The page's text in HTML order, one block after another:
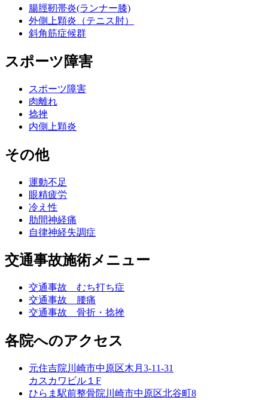
腸脛靭帯炎(ランナー膝)
外側上顆炎（テニス肘）
斜角筋症候群
スポーツ障害
スポーツ障害
肉離れ
捻挫
内側上顆炎
その他
運動不足
眼精疲労
冷え性
肋間神経痛
自律神経失調症
交通事故施術メニュー
交通事故 むち打ち症
交通事故 腰痛
交通事故 骨折・捻挫
各院へのアクセス
元住吉院 川崎市中原区木月3-11-31
カスカワビル１F
ひらま駅前整骨院 川崎市中原区北谷町8